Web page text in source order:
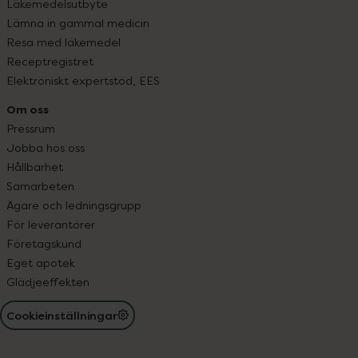
Läkemedelsutbyte
Lämna in gammal medicin
Resa med läkemedel
Receptregistret
Elektroniskt expertstöd, EES
Om oss
Pressrum
Jobba hos oss
Hållbarhet
Samarbeten
Ägare och ledningsgrupp
För leverantörer
Företagskund
Eget apotek
Glädjeeffekten
Cookieinställningar